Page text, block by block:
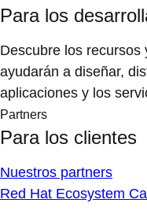
Para los
Descubre los recursos
ayudarán a diseñar,
aplicaciones y los
Partners
Para los clientes
Nuestros partners
Red Hat Ecosystem